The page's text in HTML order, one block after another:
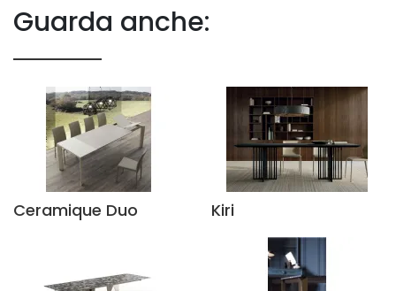
Guarda anche:
Ceramique Duo Kiri